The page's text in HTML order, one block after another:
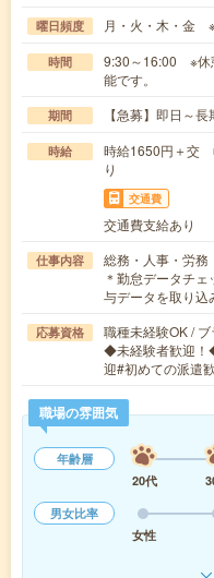
曜日頻度 月・火・木・金 ※
時間
9:30～16:00 ※休
能です。
期間 【急募】即日～
時給
時給1650円＋交
り
交通費
交通費支給あり
仕事内容
総務・人事・労務
＊勤怠データチ
与データを取り込
応募資格
職種未経験OK /
◆未経験者歓迎！
迎#初めての派遣
職場の雰囲気
年齢層
20代
男女比率
女性